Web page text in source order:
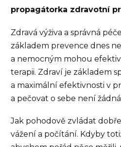
propagátorka zdravotní
Zdravá výživa a správná
základem prevence dnes
a nemocným mohou
terapii. Zdraví je základem
a maximální efektivnosti v
a pečovat o sebe není
Jak pohodově zvládat
vážení a počítání. Kdyby